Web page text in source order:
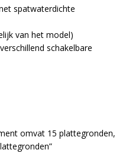
spatwaterdichte
van het model)
schakelbare
omvat 15 plattegronden,